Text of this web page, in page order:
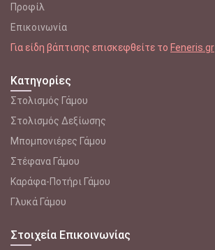
Προφίλ
Επικοινωνία
Για είδη βάπτισης επισκεφθείτε το Feneris.gr
Κατηγορίες
Στολισμός Γάμου
Στολισμός Δεξίωσης
Μπομπονιέρες Γάμου
Στέφανα Γάμου
Καράφα-Ποτήρι Γάμου
Γλυκά Γάμου
Στοιχεία Επικοινωνίας